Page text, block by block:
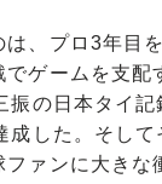
、プロ3年目
ゲームを支
振の日本タイ
成した。そし
ァンに大きな